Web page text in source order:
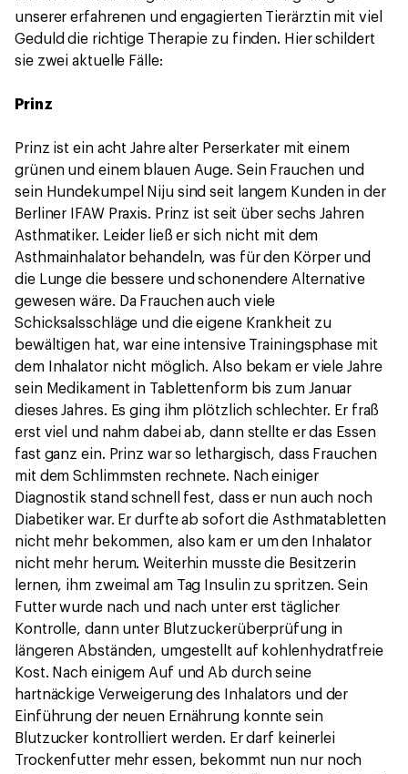
unserer erfahrenen und engagierten Tierärztin mit viel
Geduld die richtige Therapie zu finden. Hier schildert
sie zwei aktuelle Fälle:
Prinz
Prinz ist ein acht Jahre alter Perserkater mit einem
grünen und einem blauen Auge. Sein Frauchen und
sein Hundekumpel Niju sind seit langem Kunden in der
Berliner IFAW Praxis. Prinz ist seit über sechs Jahren
Asthmatiker. Leider ließ er sich nicht mit dem
Asthmainhalator behandeln, was für den Körper und
die Lunge die bessere und schonendere Alternative
gewesen wäre. Da Frauchen auch viele
Schicksalsschläge und die eigene Krankheit zu
bewältigen hat, war eine intensive Trainingsphase mit
dem Inhalator nicht möglich. Also bekam er viele Jahre
sein Medikament in Tablettenform bis zum Januar
dieses Jahres. Es ging ihm plötzlich schlechter. Er fraß
erst viel und nahm dabei ab, dann stellte er das Essen
fast ganz ein. Prinz war so lethargisch, dass Frauchen
mit dem Schlimmsten rechnete. Nach einiger
Diagnostik stand schnell fest, dass er nun auch noch
Diabetiker war. Er durfte ab sofort die Asthmatabletten
nicht mehr bekommen, also kam er um den Inhalator
nicht mehr herum. Weiterhin musste die Besitzerin
lernen, ihm zweimal am Tag Insulin zu spritzen. Sein
Futter wurde nach und nach unter erst täglicher
Kontrolle, dann unter Blutzuckerüberprüfung in
längeren Abständen, umgestellt auf kohlenhydratfreie
Kost. Nach einigem Auf und Ab durch seine
hartnäckige Verweigerung des Inhalators und der
Einführung der neuen Ernährung konnte sein
Blutzucker kontrolliert werden. Er darf keinerlei
Trockenfutter mehr essen, bekommt nun nur noch